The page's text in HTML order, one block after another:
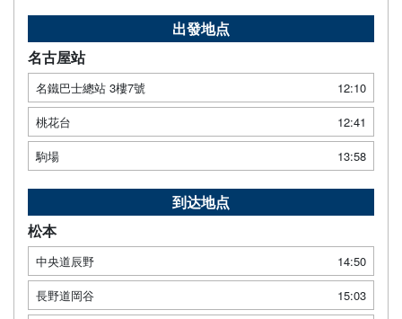
出發地点
名古屋站
名鐵巴士總站 3樓7號
12:10
桃花台
12:41
駒場
13:58
到达地点
松本
中央道辰野
14:50
長野道岡谷
15:03